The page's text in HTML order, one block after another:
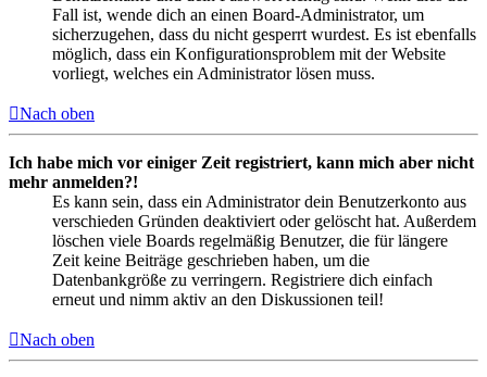
Fall ist, wende dich an einen Board-Administrator, um
sicherzugehen, dass du nicht gesperrt wurdest. Es ist ebenfalls
möglich, dass ein Konfigurationsproblem mit der Website
vorliegt, welches ein Administrator lösen muss.
Nach oben
Ich habe mich vor einiger Zeit registriert, kann mich aber nicht
mehr anmelden?!
Es kann sein, dass ein Administrator dein Benutzerkonto aus
verschieden Gründen deaktiviert oder gelöscht hat. Außerdem
löschen viele Boards regelmäßig Benutzer, die für längere
Zeit keine Beiträge geschrieben haben, um die
Datenbankgröße zu verringern. Registriere dich einfach
erneut und nimm aktiv an den Diskussionen teil!
Nach oben